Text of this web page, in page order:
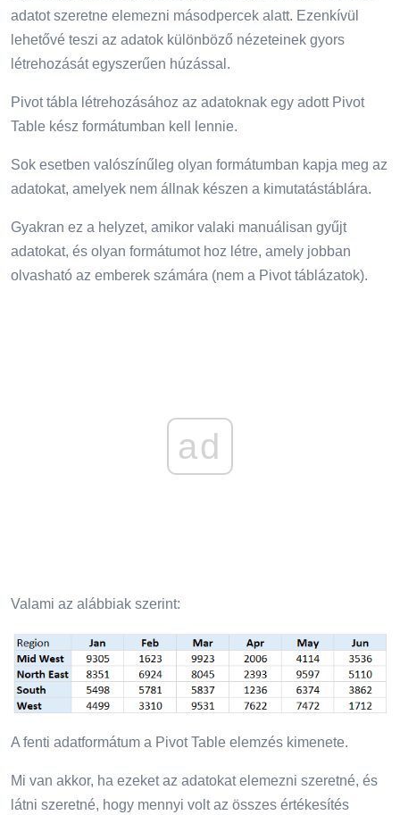
adatot szeretne elemezni másodpercek alatt. Ezenkívül
lehetővé teszi az adatok különböző nézeteinek gyors
létrehozását egyszerűen húzással.
Pivot tábla létrehozásához az adatoknak egy adott Pivot
Table kész formátumban kell lennie.
Sok esetben valószínűleg olyan formátumban kapja meg az
adatokat, amelyek nem állnak készen a kimutatástáblára.
Gyakran ez a helyzet, amikor valaki manuálisan gyűjt
adatokat, és olyan formátumot hoz létre, amely jobban
olvasható az emberek számára (nem a Pivot táblázatok).
ad
Valami az alábbiak szerint:
A fenti adatformátum a Pivot Table elemzés kimenete.
Mi van akkor, ha ezeket az adatokat elemezni szeretné, és
látni szeretné, hogy mennyi volt az összes értékesítés